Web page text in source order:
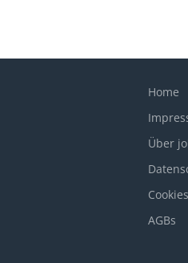
Home
Über
Cookies
AGBs